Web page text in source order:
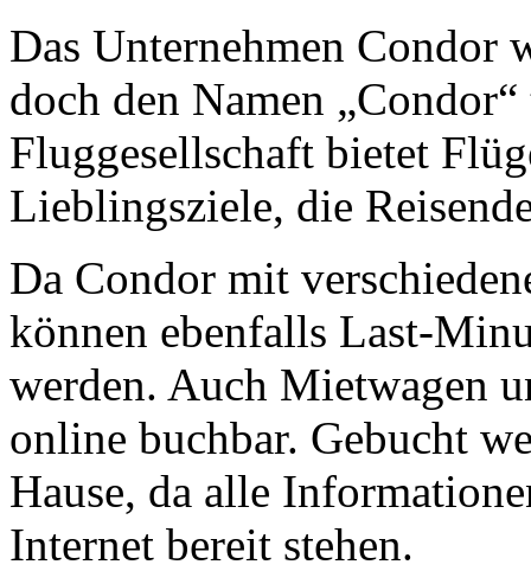
Das Unternehmen Condor
doch den Namen
Fluggesellschaft bietet
Lieblingsziele, die
Da Condor mit
können ebenfalls Last-
werden. Auch Mietwagen
online buchbar. Gebucht
Hause, da alle
Internet bereit stehen.